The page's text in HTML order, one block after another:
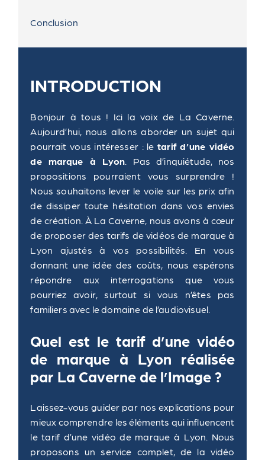
Conclusion
INTRODUCTION
Bonjour à tous ! Ici la voix de La Caverne.
Aujourd’hui, nous allons aborder un sujet qui
pourrait vous intéresser : letarif d’une vidéo
de marque à Lyon. Pas d’inquiétude, nos
propositions pourraient vous surprendre !
Nous souhaitons lever le voile sur les prix afin
de dissiper toute hésitation dans vos envies
de création. À La Caverne, nous avons à cœur
de proposer des tarifs de vidéos de marque à
Lyon ajustés à vos possibilités. En vous
donnant une idée des coûts, nous espérons
répondre aux interrogations que vous
pourriez avoir, surtout si vous n’êtes pas
familiers avec le domaine de l’audiovisuel.
Quel est le tarif d’une vidéo
de marque à Lyon réalisée
par La Caverne de l’Image ?
Laissez-vous guider par nos explications pour
mieux comprendre les éléments qui influencent
le tarif d’une vidéo de marque à Lyon. Nous
proposons un service complet, de la vidéo